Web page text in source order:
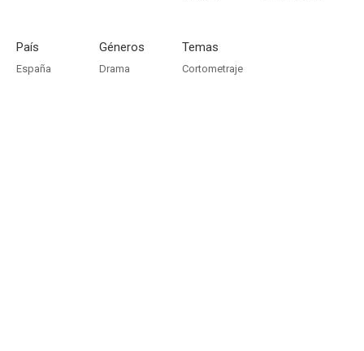
País
España
Géneros
Drama
Temas
Cortometraje